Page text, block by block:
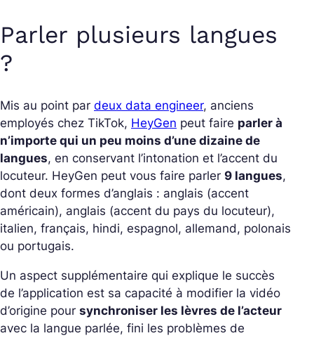
Parler plusieurs langues
?
Mis au point par deux data engineer, anciens
employés chez TikTok, HeyGen peut faire parler à
n’importe qui un peu moins d’une dizaine de
langues, en conservant l’intonation et l’accent du
locuteur. HeyGen peut vous faire parler 9 langues,
dont deux formes d’anglais : anglais (accent
américain), anglais (accent du pays du locuteur),
italien, français, hindi, espagnol, allemand, polonais
ou portugais.
Un aspect supplémentaire qui explique le succès
de l’application est sa capacité à modifier la vidéo
d’origine pour synchroniser les lèvres de l’acteur
avec la langue parlée, fini les problèmes de